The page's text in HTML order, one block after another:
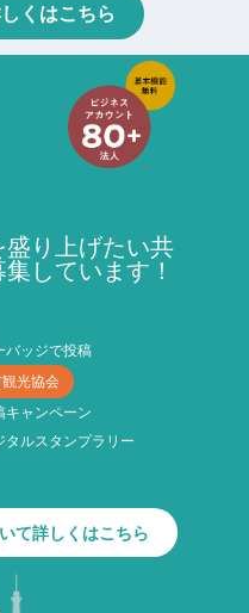
くはこちら
盛り上げたい共
しています！
バッジで投稿
光協会
ャンペーン
ルスタンプラリー
て詳しくはこちら